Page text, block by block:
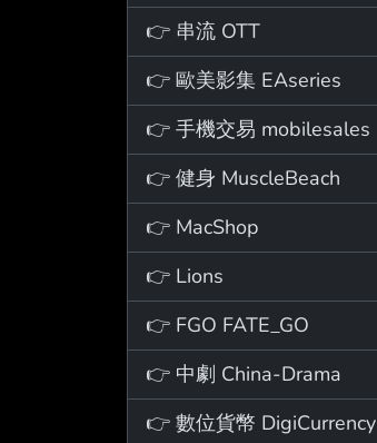
👉 串流 OTT
👉 歐美影集 EAseries
👉 手機交易 mobilesales
👉 健身 MuscleBeach
👉 MacShop
👉 Lions
👉 FGO FATE_GO
👉 中劇 China-Drama
👉 數位貨幣 DigiCurrency